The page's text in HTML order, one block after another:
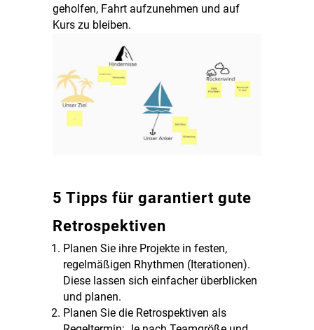
geholfen, Fahrt aufzunehmen und auf
Kurs zu bleiben.
5 Tipps für garantiert gute
Retrospektiven
Planen Sie ihre Projekte in festen,
regelmäßigen Rhythmen (Iterationen).
Diese lassen sich einfacher überblicken
und planen.
Planen Sie die Retrospektiven als